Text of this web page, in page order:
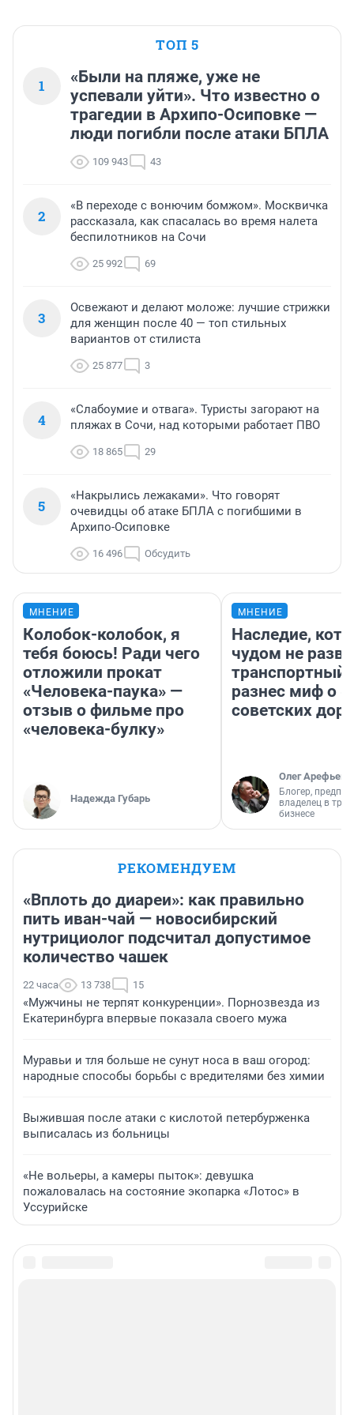
ТОП 5
1
«Были на пляже, уже не
успевали уйти». Что известно о
трагедии в Архипо-Осиповке —
люди погибли после атаки БПЛА
109 943 43
2
«В переходе с вонючим бомжом». Москвичка
рассказала, как спасалась во время налета
беспилотников на Сочи
25 992 69
3
Освежают и делают моложе: лучшие стрижки
для женщин после 40 — топ стильных
вариантов от стилиста
25 877 3
4
«Слабоумие и отвага». Туристы загорают на
пляжах в Сочи, над которыми работает ПВО
18 865 29
5
«Накрылись лежаками». Что говорят
очевидцы об атаке БПЛА с погибшими в
Архипо-Осиповке
16 496 Обсудить
МНЕНИЕ
Колобок-колобок, я
тебя боюсь! Ради чего
отложили прокат
«Человека-паука» —
отзыв о фильме про
«человека-булку»
Надежда Губарь
МНЕНИЕ
Наследие,
чудом не
транспортный
разнес миф о
советских
Олег Арефьев
Блогер,
владелец в
бизнесе
РЕКОМЕНДУЕМ
«Вплоть до диареи»: как правильно
пить иван-чай — новосибирский
нутрициолог подсчитал допустимое
количество чашек
22 часа 13 738 15
«Мужчины не терпят конкуренции». Порнозвезда из
Екатеринбурга впервые показала своего мужа
Муравьи и тля больше не сунут носа в ваш огород:
народные способы борьбы с вредителями без химии
Выжившая после атаки с кислотой петербурженка
выписалась из больницы
«Не вольеры, а камеры пыток»: девушка
пожаловалась на состояние экопарка «Лотос» в
Уссурийске